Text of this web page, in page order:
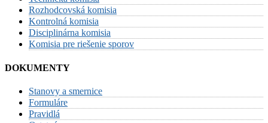
Rozhodcovská komisia
Kontrolná komisia
Disciplinárna komisia
Komisia pre riešenie sporov
DOKUMENTY
Stanovy a smernice
Formuláre
Pravidlá